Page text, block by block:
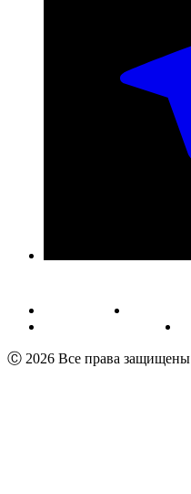
Публичная оферта
Пользовательское соглашение
Ⓒ 2026 Все права защищены